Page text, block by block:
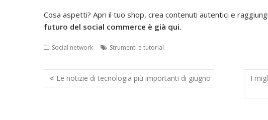
Cosa aspetti? Apri il tuo shop, crea contenuti autentici e
futuro del social commerce è già qui.
Social network Strumenti e tutorial
Navigazione
articoli
Le notizie di tecnologia più importanti di giugno
I